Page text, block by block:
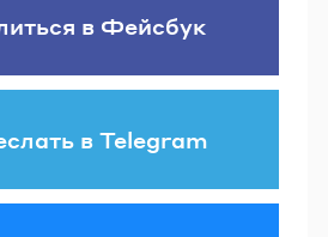
в Фейсбук
в Telegram